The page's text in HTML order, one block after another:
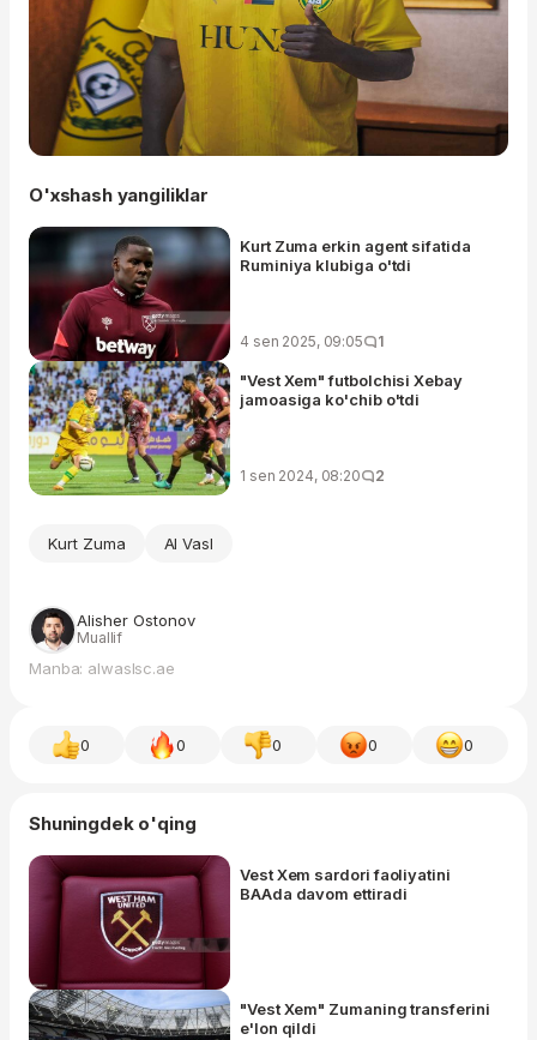
O'xshash yangiliklar
Kurt Zuma erkin agent sifatida
Ruminiya klubiga o'tdi
4 sen 2025, 09:05 1
"Vest Xem" futbolchisi Xebay
jamoasiga ko'chib o'tdi
1 sen 2024, 08:20 2
Kurt Zuma Al Vasl
Alisher Ostonov
Muallif
Manba: alwaslsc.ae
0 0 0 0 0
Shuningdek o'qing
Vest Xem sardori faoliyatini
BAAda davom ettiradi
"Vest Xem" Zumaning transferini
e'lon qildi